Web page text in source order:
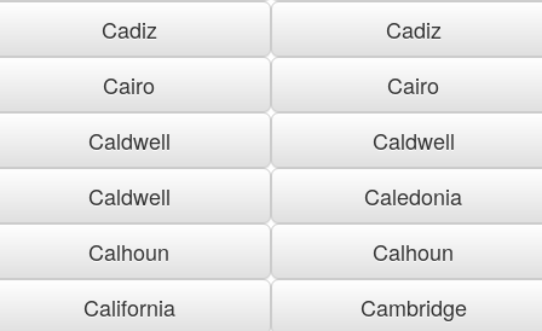
Cadiz
Cadiz
Cairo
Cairo
Caldwell
Caldwell
Caldwell
Caledonia
Calhoun
Calhoun
California
Cambridge